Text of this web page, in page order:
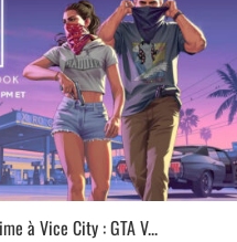
à Vice City : GTA V...